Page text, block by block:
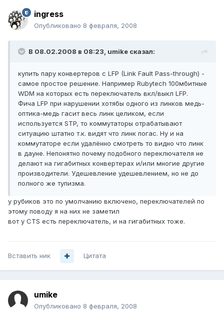
ingress
Опубликовано 8 февраля, 2008
В 08.02.2008 в 08:23, umike сказал:
купить пару конвертеров с LFP (Link Fault Pass-through) -
самое простое решение. Например Rubytech 100мбитные
WDM на которых есть переключатель вкл/выкл LFP.
Фича LFP при нарушении хотябы одного из линков медь-
оптика-медь гасит весь линк целиком, если
используется STP, то коммутаторы отрабатывают
ситуацию штатно т.к. видят что линк погас. Ну и на
коммутаторе если удалённо смотреть то видно что линк
в дауне. Непонятно почему подобного переключателя не
делают на гигабитных конвертерах и/или многие другие
производители. Удешевление удешевлением, но не до
полного же тупизма.
у рубиков это по умолчанию включено, переключателей по
этому поводу я на них не заметил
вот у CTS есть переключатель, и на гигабитных тоже.
Вставить ник Цитата
umike
Опубликовано 8 февраля, 2008